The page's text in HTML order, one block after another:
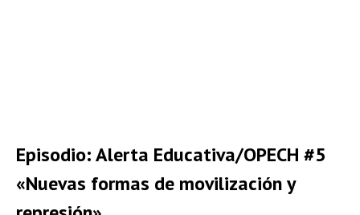
Episodio: Alerta Educativa/OPECH #5
«Nuevas formas de movilización y